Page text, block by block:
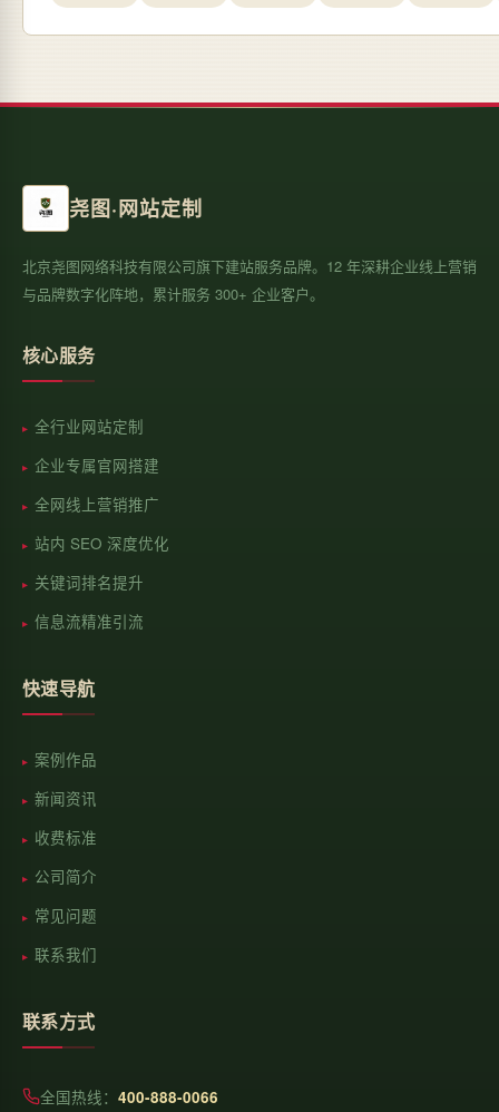
尧图·网站定制
北京尧图网络科技有限公司旗下建站服务品牌。12 年深耕企业线上营销
与品牌数字化阵地，累计服务 300+ 企业客户。
核心服务
全行业网站定制
企业专属官网搭建
全网线上营销推广
站内 SEO 深度优化
关键词排名提升
信息流精准引流
快速导航
案例作品
新闻资讯
收费标准
公司简介
常见问题
联系我们
联系方式
全国热线： 400-888-0066